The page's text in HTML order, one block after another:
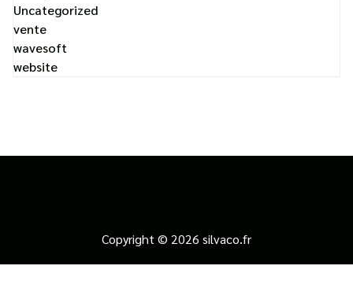
Uncategorized
vente
wavesoft
website
Copyright © 2026 silvaco.fr